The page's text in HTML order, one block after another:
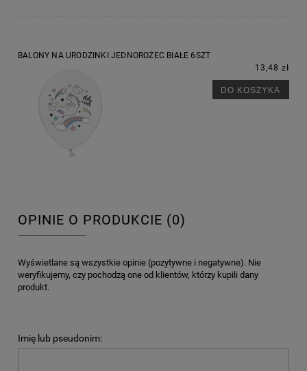
BALONY NA URODZINKI JEDNOROŻEC BIAŁE 6SZT
13,48 zł
DO KOSZYKA
OPINIE O PRODUKCIE (0)
Wyświetlane są wszystkie opinie (pozytywne i negatywne). Nie
weryfikujemy, czy pochodzą one od klientów, którzy kupili dany
produkt.
Imię lub pseudonim: